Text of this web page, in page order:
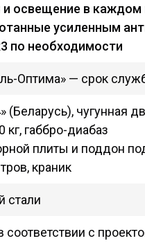
и освещение в
усиленным
по необходимости
Оптима» — срок
(Беларусь), чугунная
габбро-диабаз
плиты и поддон
краник
стали
с